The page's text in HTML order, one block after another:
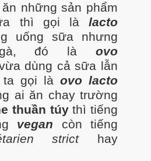
những sản phẩm
thì gọi là lacto
uống sữa nhưng
đó là ovo
dùng cả sữa lẫn
gọi là ovo lacto
ai ăn chay trường
thuần túythì tiếng
vegan
còn tiếng
stricthay